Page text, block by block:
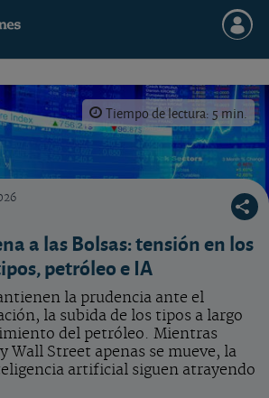
Tiempo de lectura: 5 min.
compañías incluidas en nuestra selección de acciones.
a las Bolsas: tensión en los
petróleo e IA
la prudencia ante el
la subida de los tipos a largo
del petróleo. Mientras
Wall Street apenas se mueve, la
artificial siguen atrayendo